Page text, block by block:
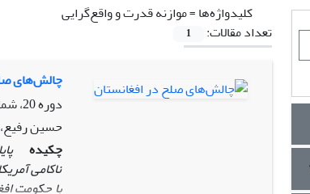
کلیدواژه‌ها =موازنه قدرت و واقع‌گرایی
تعداد مقالات:
1
چالش‌های
دوره 20، شماره 88، زمستان 1393، صفحه
حسین
چکیده
ناکامی
با حکومت